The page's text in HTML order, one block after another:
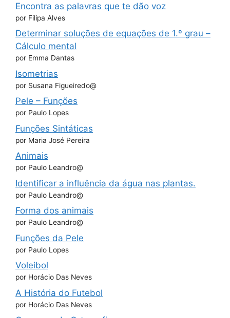
Encontra as palavras que te dão voz
por Filipa Alves
Determinar soluções de equações de 1.º grau –
Cálculo mental
por Emma Dantas
Isometrias
por Susana Figueiredo@
Pele – Funções
por Paulo Lopes
Funções Sintáticas
por Maria José Pereira
Animais
por Paulo Leandro@
Identificar a influência da água nas plantas.
por Paulo Leandro@
Forma dos animais
por Paulo Leandro@
Funções da Pele
por Paulo Lopes
Voleibol
por Horácio Das Neves
A História do Futebol
por Horácio Das Neves